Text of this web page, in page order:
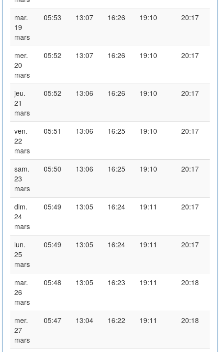
mar.
19
mars
05:53 13:07 16:26 19:10 20:17
mer.
20
mars
05:52 13:07 16:26 19:10 20:17
jeu.
21
mars
05:52 13:06 16:26 19:10 20:17
ven.
22
mars
05:51 13:06 16:25 19:10 20:17
sam.
23
mars
05:50 13:06 16:25 19:10 20:17
dim.
24
mars
05:49 13:05 16:24 19:11 20:17
lun.
25
mars
05:49 13:05 16:24 19:11 20:17
mar.
26
mars
05:48 13:05 16:23 19:11 20:18
mer.
27
mars
05:47 13:04 16:22 19:11 20:18